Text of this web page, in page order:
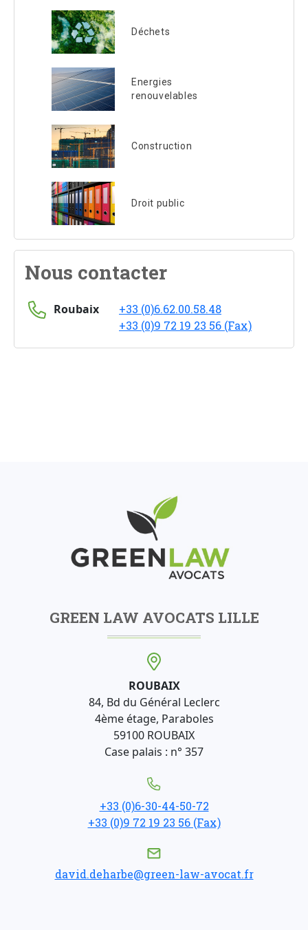
Déchets
Energies
renouvelables
Construction
Droit public
Nous contacter
Roubaix
+33 (0)6.62.00.58.48
+33 (0)9 72 19 23 56 (Fax)
GREEN LAW AVOCATS LILLE
ROUBAIX
84, Bd du Général Leclerc
4ème étage, Paraboles
59100 ROUBAIX
Case palais : n° 357
+33 (0)6-30-44-50-72
+33 (0)9 72 19 23 56 (Fax)
david.deharbe@green-law-avocat.fr